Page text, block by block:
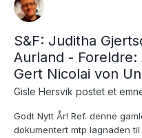
S&F: Juditha
Aurland -
Gert Nicolai von
Gisle Hersvik postet et
Godt Nytt År! Ref. denne
dokumentert mtp lagnaden